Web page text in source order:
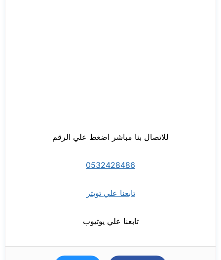
للاتصال بنا مباشر اضغط علي الرقم
0532428486
تابعنا علي تويتر
تابعنا علي يوتيوب